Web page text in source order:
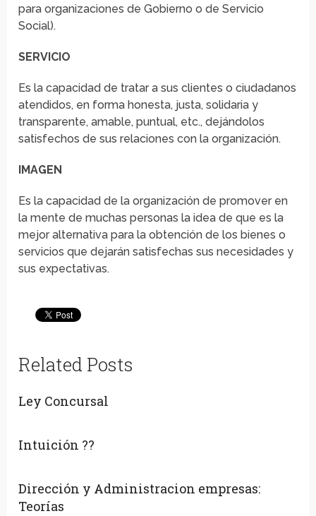
para organizaciones de Gobierno o de Servicio
Social).
SERVICIO
Es la capacidad de tratar a sus clientes o ciudadanos
atendidos, en forma honesta, justa, solidaria y
transparente, amable, puntual, etc., dejándolos
satisfechos de sus relaciones con la organización.
IMAGEN
Es la capacidad de la organización de promover en
la mente de muchas personas la idea de que es la
mejor alternativa para la obtención de los bienes o
servicios que dejarán satisfechas sus necesidades y
sus expectativas.
Related Posts
Ley Concursal
Intuición ??
Dirección y Administracion empresas:
Teorías